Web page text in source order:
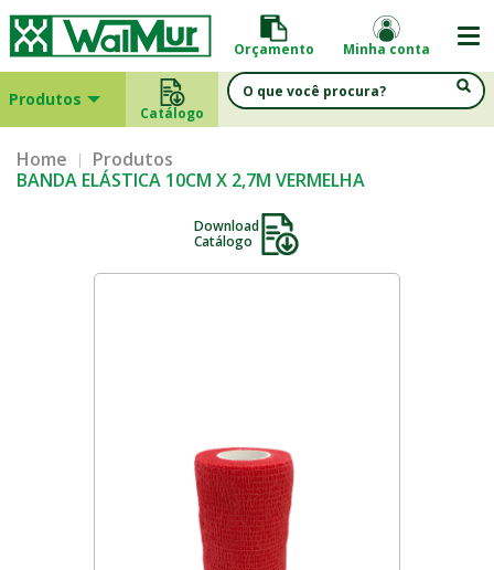
Orçamento Minha conta
Produtos
Catálogo
Home
Produtos
BANDA ELÁSTICA 10CM X 2,7M VERMELHA
Download
Catálogo